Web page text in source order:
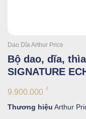
Dao Dĩa Arthur Price
Bộ dao, dĩa,
SIGNATURE
9.900.000 ₫
Thương hiệu Arthur